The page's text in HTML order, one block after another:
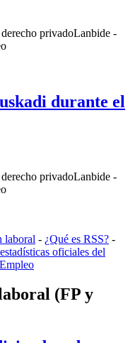
privadoLanbide -
durante el
privadoLanbide -
laboral - ¿Qué es RSS? -
oficiales del
(FP y